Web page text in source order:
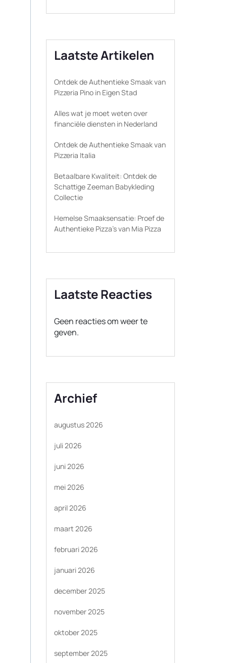
Laatste Artikelen
Ontdek de Authentieke Smaak van
Pizzeria Pino in Eigen Stad
Alles wat je moet weten over
financiële diensten in Nederland
Ontdek de Authentieke Smaak van
Pizzeria Italia
Betaalbare Kwaliteit: Ontdek de
Schattige Zeeman Babykleding
Collectie
Hemelse Smaaksensatie: Proef de
Authentieke Pizza’s van Mia Pizza
Laatste Reacties
Geen reacties om weer te
geven.
Archief
augustus 2026
juli 2026
juni 2026
mei 2026
april 2026
maart 2026
februari 2026
januari 2026
december 2025
november 2025
oktober 2025
september 2025